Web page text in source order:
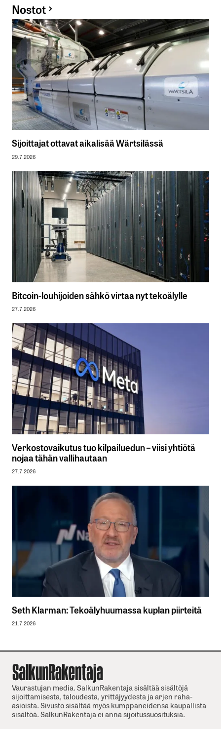
Nostot
Sijoittajat ottavat aikalisää Wärtsilässä
29.7.2026
Bitcoin-louhijoiden sähkö virtaa nyt tekoälylle
27.7.2026
Verkostovaikutus tuo kilpailuedun – viisi yhtiötä
nojaa tähän vallihautaan
27.7.2026
Seth Klarman: Tekoälyhuumassa kuplan piirteitä
21.7.2026
Vaurastujan media. SalkunRakentaja sisältää sisältöjä
sijoittamisesta, taloudesta, yrittäjyydesta ja arjen raha-
asioista. Sivusto sisältää myös kumppaneidensa kaupallista
sisältöä. SalkunRakentaja ei anna sijoitussuosituksia.